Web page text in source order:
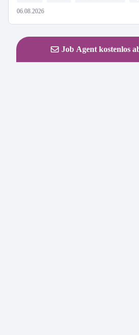
06.08.2026
Job Agent kostenlos